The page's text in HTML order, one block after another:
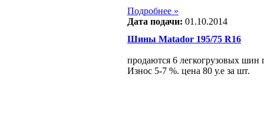
Подробнее »
Дата подачи: 01.10.2014
Шины Matador 195/75 R16
продаются 6 легкогрузовых шин
Износ 5-7 %. цена 80 у.е за шт.